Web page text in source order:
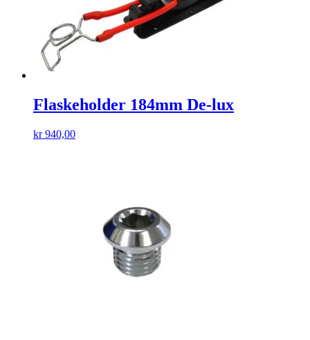
Flaskeholder 184mm De-lux
kr940,00